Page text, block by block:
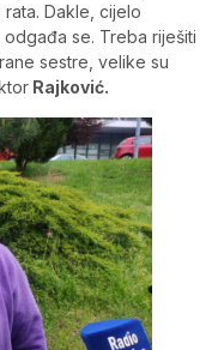
Dakle, cijelo
se. Treba riješiti
sestre, velike su
Rajković.